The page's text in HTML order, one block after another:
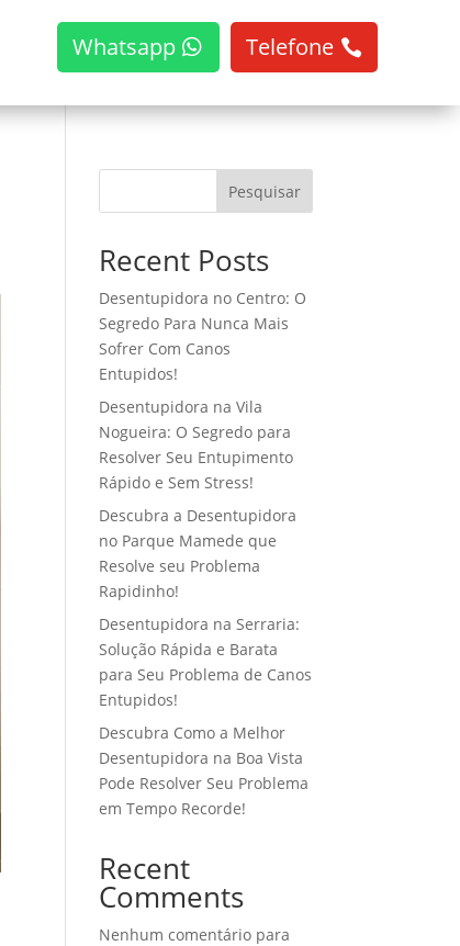
Whatsapp Telefone
Pesquisar
Recent Posts
Desentupidora no Centro: O
Segredo Para Nunca Mais
Sofrer Com Canos
Entupidos!
Desentupidora na Vila
Nogueira: O Segredo para
Resolver Seu Entupimento
Rápido e Sem Stress!
Descubra a Desentupidora
no Parque Mamede que
Resolve seu Problema
Rapidinho!
Desentupidora na Serraria:
Solução Rápida e Barata
para Seu Problema de Canos
Entupidos!
Descubra Como a Melhor
Desentupidora na Boa Vista
Pode Resolver Seu Problema
em Tempo Recorde!
Recent
Comments
Nenhum comentário para